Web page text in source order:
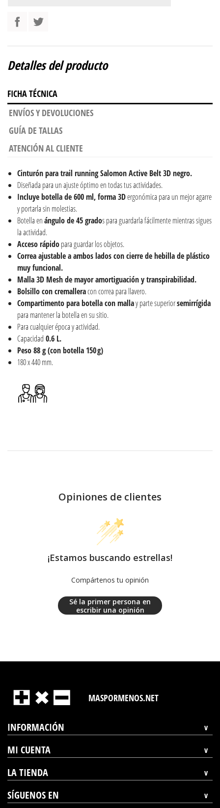
Detalles del producto
FICHA TÉCNICA
ENVÍOS Y DEVOLUCIONES
GUÍA DE TALLAS
ATENCIÓN AL CLIENTE
Cinturón para trail running Salomon Active Belt 3D negro.
Diseñada para un ajuste óptimo en todas tus actividades.
Incluye botella de 600 ml, forma 3Dergonómica para un mejor agarre
y portarla sin molestias.
Botella enángulo de 45 grados para guardarla fácilmente mientras sigues
la actividad.
Acceso rápidopara guardar los objetos.
Correa ajustable a ambos lados con cierre de hebilla de plástico
muy funcional.
Malla 3D Mesh de mayor amortiguación y transpirabilidad.
Bolsillo con cremalleracon correa para llavero.
Compartimento para botella con mallay parte superiorsemirrígida
para mantener la botella en su sitio.
Para cualquier época y actividad.
Capacidad 0.6 L.
Peso 88 g (con botella 150 g)
180 x 440 mm.
Opiniones de clientes
¡Estamos buscando estrellas!
Compártenos tu opinión
Sé la primer persona en
escribir una opinión
MASPORMENOS.NET
INFORMACIÓN
MI CUENTA
LA TIENDA
SÍGUENOS EN